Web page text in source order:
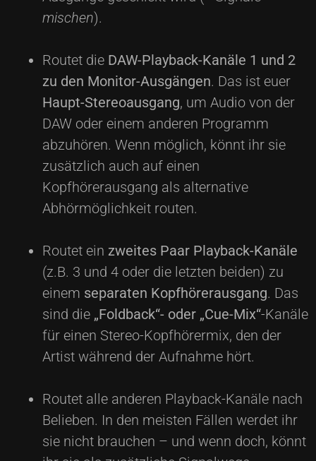
mischen).
Routet die DAW-Playback-Kanäle 1 und 2
zu den Monitor-Ausgängen. Das ist euer
Haupt-Stereoausgang, um Audio von der
DAW oder einem anderen Programm
abzuhören. Wenn möglich, könnt ihr sie
zusätzlich auch auf einen
Kopfhörerausgang als alternative
Abhörmöglichkeit routen.
Routet ein zweites Paar Playback-Kanäle
(z.B. 3 und 4 oder die letzten beiden) zu
einem separaten Kopfhörerausgang. Das
sind die „Foldback“- oder „Cue-Mix“-Kanäle
für einen Stereo-Kopfhörermix, den der
Artist während der Aufnahme hört.
Routet alle anderen Playback-Kanäle nach
Belieben. In den meisten Fällen werdet ihr
sie nicht brauchen – und wenn doch, könnt